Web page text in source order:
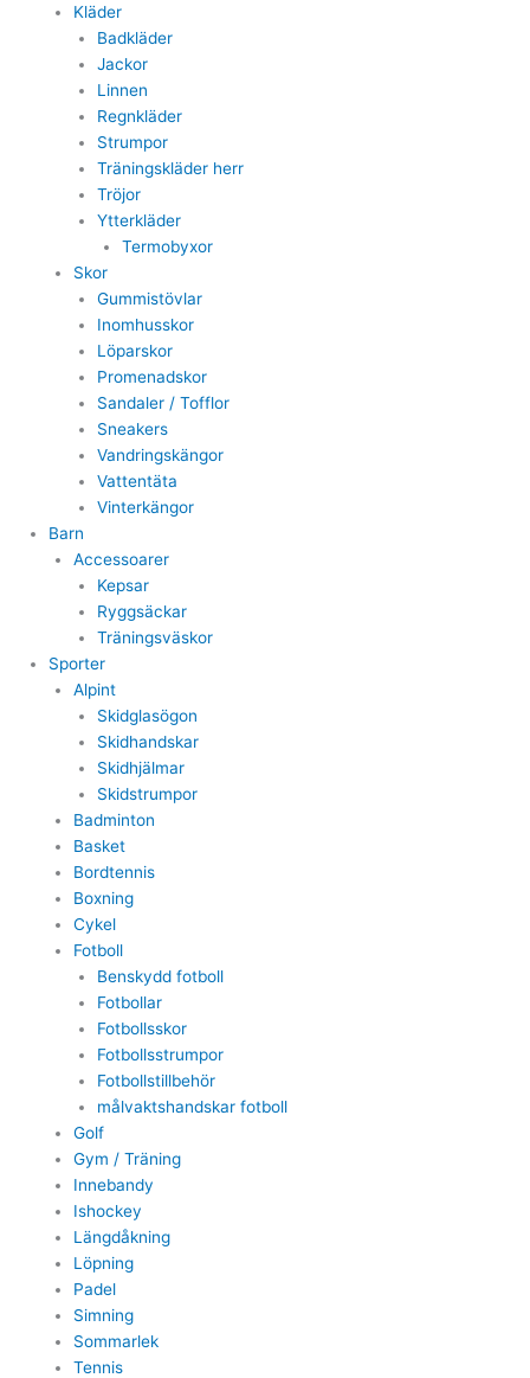
Kläder
Badkläder
Jackor
Linnen
Regnkläder
Strumpor
Träningskläder herr
Tröjor
Ytterkläder
Termobyxor
Skor
Gummistövlar
Inomhusskor
Löparskor
Promenadskor
Sandaler / Tofflor
Sneakers
Vandringskängor
Vattentäta
Vinterkängor
Barn
Accessoarer
Kepsar
Ryggsäckar
Träningsväskor
Sporter
Alpint
Skidglasögon
Skidhandskar
Skidhjälmar
Skidstrumpor
Badminton
Basket
Bordtennis
Boxning
Cykel
Fotboll
Benskydd fotboll
Fotbollar
Fotbollsskor
Fotbollsstrumpor
Fotbollstillbehör
målvaktshandskar fotboll
Golf
Gym / Träning
Innebandy
Ishockey
Längdåkning
Löpning
Padel
Simning
Sommarlek
Tennis